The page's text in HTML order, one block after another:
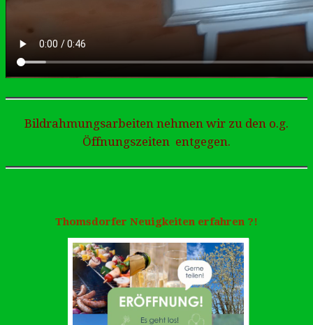
Bildrahmungsarbeiten nehmen wir zu den o.g.
Öffnungszeiten entgegen.
Thomsdorfer Neuigkeiten erfahren ?!